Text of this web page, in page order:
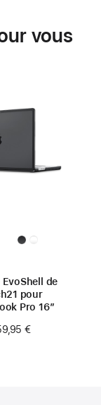
vous
EvoShell de
pour
Pro 16″
€